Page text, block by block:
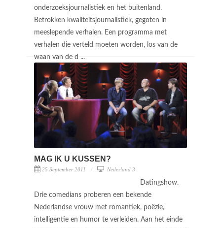
onderzoeksjournalistiek en het buitenland.
Betrokken kwaliteitsjournalistiek, gegoten in
meeslepende verhalen. Een programma met
verhalen die verteld moeten worden, los van de
waan van de d ...
MAG IK U KUSSEN?
25 September 2011 Nederland 3
Datingshow.
Drie comedians proberen een bekende
Nederlandse vrouw met romantiek, poëzie,
intelligentie en humor te verleiden. Aan het einde